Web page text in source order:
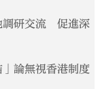
調研交流 促進深
論無視香港制度